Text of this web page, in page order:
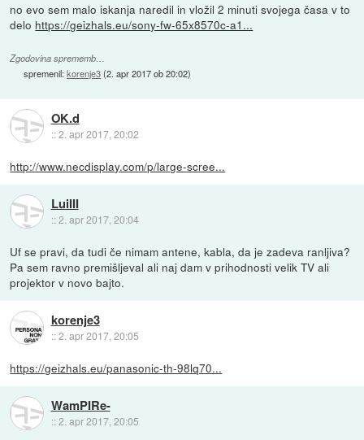
no evo sem malo iskanja naredil in vložil 2 minuti svojega časa v to
delo https://geizhals.eu/sony-fw-65x8570c-a1...
Zgodovina sprememb…
spremenil:korenje3(2. apr 2017 ob 20:02)
OK.d
::2. apr 2017, 20:02
http://www.necdisplay.com/p/large-scree...
LuiIII
::2. apr 2017, 20:04
Uf se pravi, da tudi če nimam antene, kabla, da je zadeva ranljiva?
Pa sem ravno premišljeval ali naj dam v prihodnosti velik TV ali
projektor v novo bajto.
korenje3
::2. apr 2017, 20:05
https://geizhals.eu/panasonic-th-98lq70...
WamPIRe-
::2. apr 2017, 20:05